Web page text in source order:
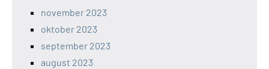
november 2023
oktober 2023
september 2023
august 2023